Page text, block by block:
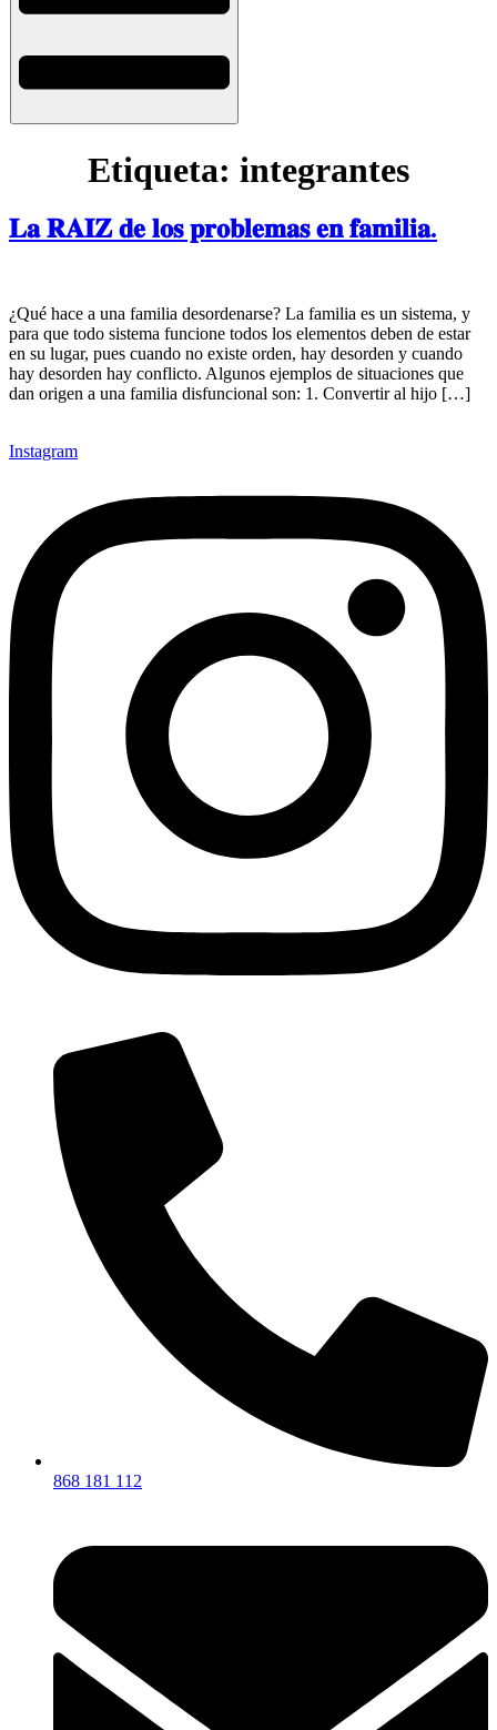
Etiqueta: integrantes
𝐋𝐚 𝐑𝐀𝐈𝐙 𝐝𝐞 𝐥𝐨𝐬 𝐩𝐫𝐨𝐛𝐥𝐞𝐦𝐚𝐬 𝐞𝐧 𝐟𝐚𝐦𝐢𝐥𝐢𝐚.
¿Qué hace a una familia desordenarse? La familia es un sistema, y
para que todo sistema funcione todos los elementos deben de estar
en su lugar, pues cuando no existe orden, hay desorden y cuando
hay desorden hay conflicto. Algunos ejemplos de situaciones que
dan origen a una familia disfuncional son: 1. Convertir al hijo […]
Instagram
868 181 112